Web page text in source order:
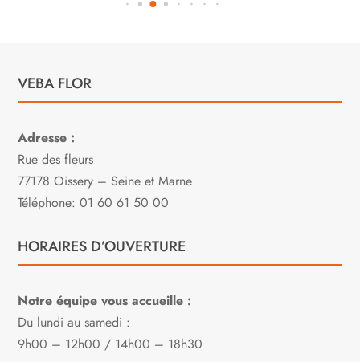
VEBA FLOR
Adresse :
Rue des fleurs
77178 Oissery – Seine et Marne
Téléphone: 01 60 61 50 00
HORAIRES D’OUVERTURE
Notre équipe vous accueille :
Du lundi au samedi :
9h00 – 12h00 / 14h00 – 18h30